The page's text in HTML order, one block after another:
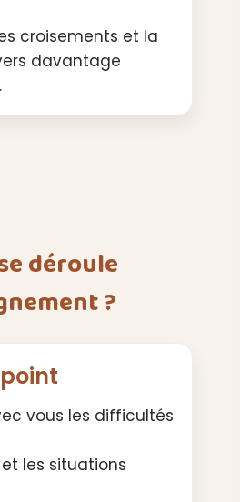
croisements et la
davantage
déroule
?
point
vous les difficultés
les situations